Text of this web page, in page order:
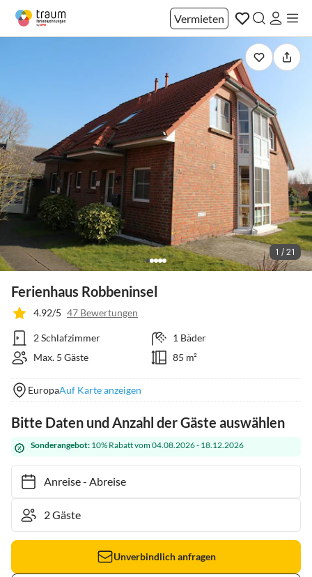
Vermieten
1 / 21
Ferienhaus Robbeninsel
4.92/5 47 Bewertungen
2 Schlafzimmer
1 Bäder
Max. 5 Gäste
85 m²
EuropaAuf Karte anzeigen
Bitte Daten und Anzahl der Gäste auswählen
Sonderangebot: 10% Rabatt vom 04.08.2026 - 18.12.2026
Anreise- Abreise
Unverbindlich anfragen